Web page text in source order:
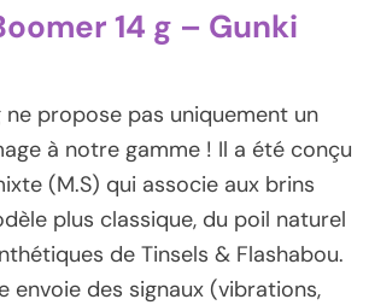
14 g – Gunki
ne propose pas uniquement un
à notre gamme ! Il a été conçu
(M.S) qui associe aux brins
plus classique, du poil naturel
de Tinsels & Flashabou.
envoie des signaux (vibrations,